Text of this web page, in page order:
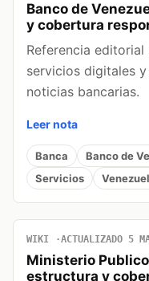
Banco de
y cobertura
Referencia editorial
servicios digitales
noticias bancarias.
Leer nota
Banca Banco de
Servicios
WIKI ACTUALIZADO 5
Ministerio
estructura y